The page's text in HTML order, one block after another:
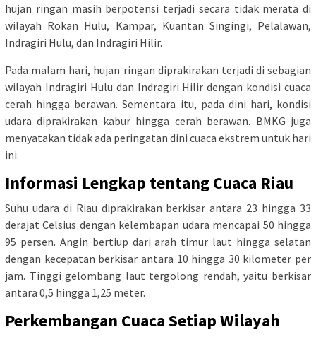
hujan ringan masih berpotensi terjadi secara tidak merata di
wilayah Rokan Hulu, Kampar, Kuantan Singingi, Pelalawan,
Indragiri Hulu, dan Indragiri Hilir.
Pada malam hari, hujan ringan diprakirakan terjadi di sebagian
wilayah Indragiri Hulu dan Indragiri Hilir dengan kondisi cuaca
cerah hingga berawan. Sementara itu, pada dini hari, kondisi
udara diprakirakan kabur hingga cerah berawan. BMKG juga
menyatakan tidak ada peringatan dini cuaca ekstrem untuk hari
ini.
Informasi Lengkap tentang Cuaca Riau
Suhu udara di Riau diprakirakan berkisar antara 23 hingga 33
derajat Celsius dengan kelembapan udara mencapai 50 hingga
95 persen. Angin bertiup dari arah timur laut hingga selatan
dengan kecepatan berkisar antara 10 hingga 30 kilometer per
jam. Tinggi gelombang laut tergolong rendah, yaitu berkisar
antara 0,5 hingga 1,25 meter.
Perkembangan Cuaca Setiap Wilayah